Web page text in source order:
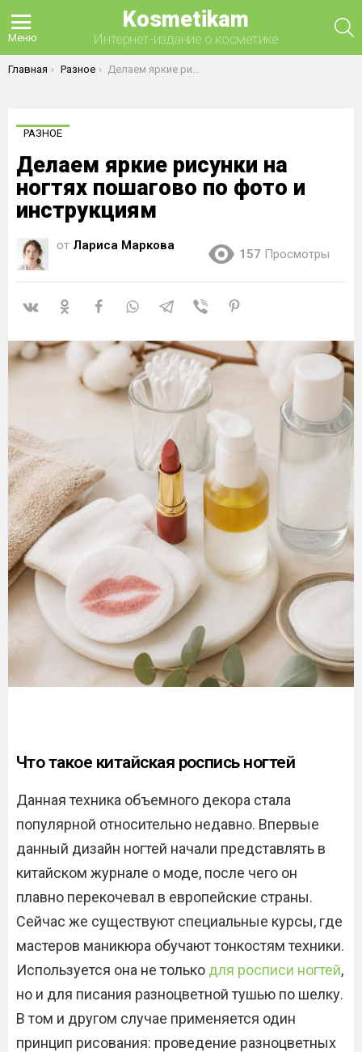
Меню
Kosmetikam
Интернет-издание о косметике
Вы здесь:
Главная Разное Делаем яркие рисунки на ногтях пошагово по фото и инструкциям
РАЗНОЕ
Делаем яркие рисунки на
ногтях пошагово по фото и
инструкциям
от Лариса Маркова
157 Просмотры
Что такое китайская роспись ногтей
Данная техника объемного декора стала
популярной относительно недавно. Впервые
данный дизайн ногтей начали представлять в
китайском журнале о моде, после чего он
плавно перекочевал в европейские страны.
Сейчас же существуют специальные курсы, где
мастеров маникюра обучают тонкостям техники.
Используется она не только для росписи ногтей,
но и для писания разноцветной тушью по шелку.
В том и другом случае применяется один
принцип рисования: проведение разноцветных